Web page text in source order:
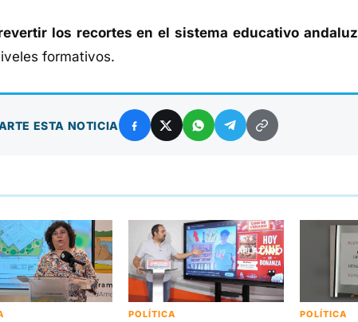
los recortes en el sistema educativo andaluz
formativos.
ESTA NOTICIA
POLÍTICA POLÍTICA